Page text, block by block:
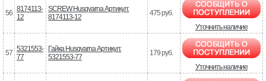
56 8174113-
12
SCREW Husqvarna Артикул:
8174113-12
475 руб.
Уточнить наличие
57 5321553-
77
Гайка Husqvarna Артикул:
5321553-77
179 руб.
Уточнить наличие